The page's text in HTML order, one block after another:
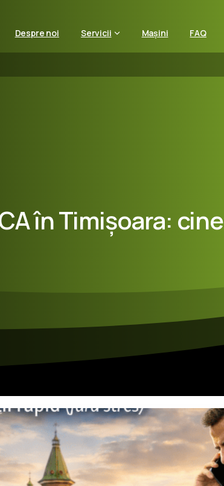
Despre noi Servicii Mașini FAQ
înTimișoara: cine